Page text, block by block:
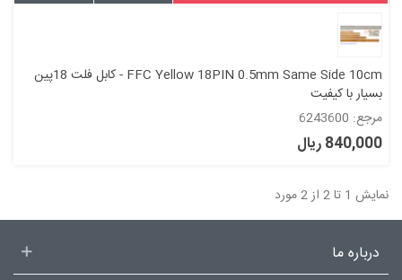
FFC Yellow 18PIN 0.5mm Same Side 10cm - کابل فلت 18پین
بسیار با کیفیت
مرجع: 6243600
840,000 ریال
نمایش 1 تا 2 از 2 مورد
درباره ما